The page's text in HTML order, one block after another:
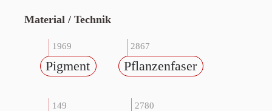
Material / Technik
1969
Pigment
2867
Pflanzenfaser
149 2780